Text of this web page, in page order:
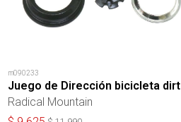
m090233
Juego de Dirección bicicleta dirt
Radical Mountain